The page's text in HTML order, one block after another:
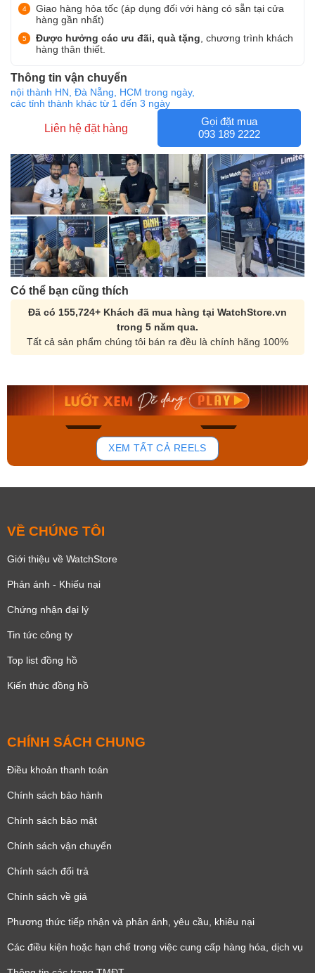
Giao hàng hỏa tốc (áp dụng đối với hàng có sẵn tại cửa
hàng gần nhất)
Được hưởng các ưu đãi, quà tặng , chương trình khách
hàng thân thiết.
Thông tin vận chuyển
nội thành HN, Đà Nẵng, HCM trong ngày,
các tỉnh thành khác từ 1 đến 3 ngày
Liên hệ đặt hàng
Gọi đặt mua
093 189 2222
Có thể bạn cũng thích
Đã có 155,724+ Khách đã mua hàng tại WatchStore.vn
trong 5 năm qua.
Tất cả sản phẩm chúng tôi bán ra đều là chính hãng 100%
136
Orient Nam RA-
Mua ngay
Casio Nam MTS-
Mua ngay
XEM TẤT CẢ REELS
VỀ CHÚNG TÔI
Giới thiệu về WatchStore
Phản ánh - Khiếu nại
Chứng nhận đại lý
Tin tức công ty
Top list đồng hồ
Kiến thức đồng hồ
CHÍNH SÁCH CHUNG
Điều khoản thanh toán
Chính sách bảo hành
Chính sách bảo mật
Chính sách vận chuyển
Chính sách đổi trả
Chính sách về giá
Phương thức tiếp nhận và phản ánh, yêu cầu, khiêu nại
Các điều kiện hoặc hạn chế trong việc cung cấp hàng hóa, dịch vụ